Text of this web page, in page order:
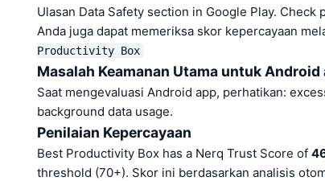
Ulasan Data Safety section in Google Play. Check
Anda juga dapat memeriksa skor kepercayaan
Productivity Box
Masalah Keamanan Utama untuk Android
Saat mengevaluasi Android app, perhatikan:
background data usage.
Penilaian Kepercayaan
Best Productivity Box has a Nerq Trust Score of
threshold (70+). Skor ini berdasarkan analisis